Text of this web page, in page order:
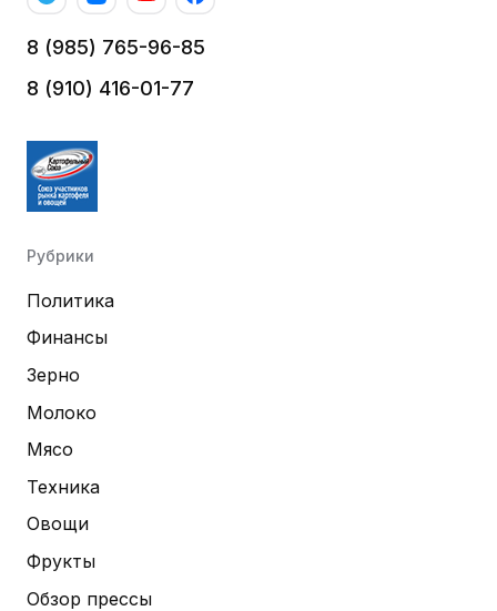
8 (985) 765-96-85
8 (910) 416-01-77
Рубрики
Политика
Финансы
Зерно
Молоко
Мясо
Техника
Овощи
Фрукты
Обзор прессы